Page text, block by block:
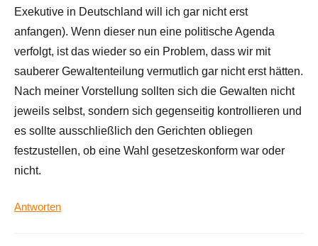
Exekutive in Deutschland will ich gar nicht erst
anfangen). Wenn dieser nun eine politische Agenda
verfolgt, ist das wieder so ein Problem, dass wir mit
sauberer Gewaltenteilung vermutlich gar nicht erst hätten.
Nach meiner Vorstellung sollten sich die Gewalten nicht
jeweils selbst, sondern sich gegenseitig kontrollieren und
es sollte ausschließlich den Gerichten obliegen
festzustellen, ob eine Wahl gesetzeskonform war oder
nicht.
Antworten